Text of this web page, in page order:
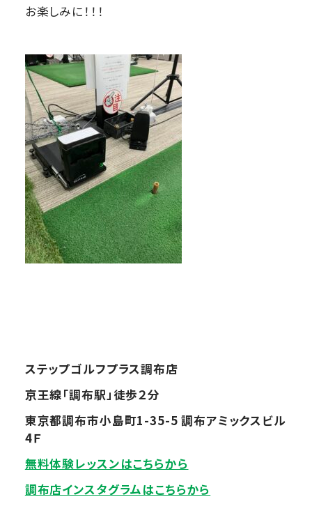
お楽しみに！！！
ステップゴルフプラス調布店
京王線「調布駅」徒歩２分
東京都調布市小島町1-35-5調布アミックスビル
4Ｆ
無料体験レッスンはこちらから
調布店インスタグラムはこちらから